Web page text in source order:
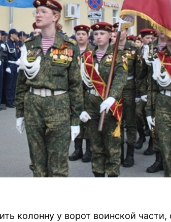
колонну у ворот воинской